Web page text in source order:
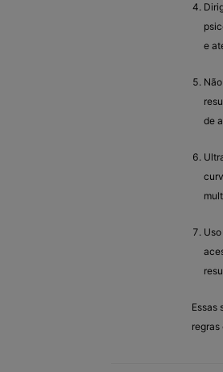
e
de
Essas
regras